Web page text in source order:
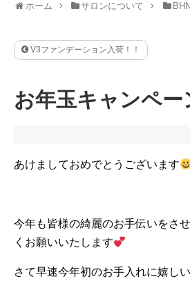
ホーム サロンについて BHN
V3ファンデーション入荷！！
お年玉キャンペ
あけましておめでとうございます
今年も皆様の綺麗のお手伝いをさ
くお願いいたします
さて早速今年初のお手入れに嬉し